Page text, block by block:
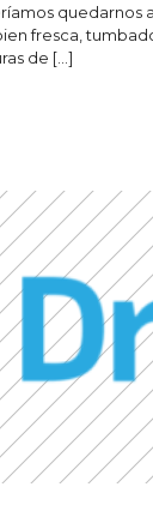
quedarnos
fresca,
de […]